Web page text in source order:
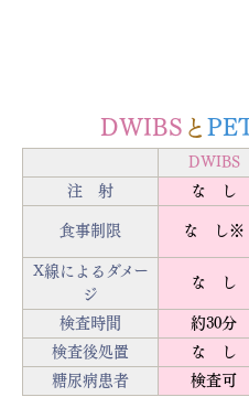
DWIBS と
DWIBS
注 射
な し
食事制限 な し※
X線によるダメー
ジ
な し
検査時間
約30分
検査後処置
な し
糖尿病患者
検査可